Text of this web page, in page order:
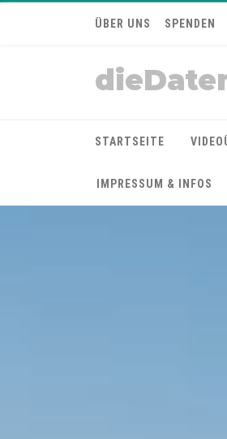
ÜBER UNS SPENDEN
STARTSEITE
IMPRESSUM & INFOS